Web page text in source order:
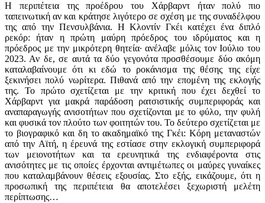
Η περιπέτεια της προέδρου του Χάρβαρντ ήταν πολύ πιο
ταπεινωτική αν και κράτησε λιγότερο σε σχέση με της συναδέλφου
της από την Πενσυλβάνια. Η Κλοντίν Γκέι κατέχει ένα διπλό
ρεκόρ: ήταν η πρώτη μαύρη πρόεδρος του ιδρύματος και η
πρόεδρος με την μικρότερη θητεία· ανέλαβε μόλις τον Ιούλιο του
2023. Αν δε, σε αυτά τα δύο γεγονότα προσθέσουμε δύο ακόμη
καταλαβαίνουμε ότι κι εδώ το ροκάνισμα της θέσης της είχε
ξεκινήσει πολύ νωρίτερα. Πιθανά από την επομένη της εκλογής
της. Το πρώτο σχετίζεται με την κριτική που έχει δεχθεί το
Χάρβαρντ για μακρά παράδοση ρατσιστικής συμπεριφοράς και
αναπαραγωγής ανισοτήτων που σχετίζονται με το φύλο, την φυλή
και φυσικά τον πλούτο των φοιτητών του. Το δεύτερο σχετίζεται με
το βιογραφικό και δη το ακαδημαϊκό της Γκέι: Κόρη μεταναστών
από την Αϊτή, η έρευνά της εστίασε στην εκλογική συμπεριφορά
των μειονοτήτων και τα ερευνητικά της ενδιαφέροντα στις
ανισότητες με τις οποίες έρχονται αντιμέτωπες οι μαύρες γυναίκες
που καταλαμβάνουν θέσεις εξουσίας. Στο εξής, εικάζουμε, ότι η
προσωπική της περιπέτεια θα αποτελέσει ξεχωριστή μελέτη
περίπτωσης…